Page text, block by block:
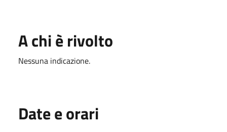
A chi è rivolto
Nessuna indicazione.
Date e orari